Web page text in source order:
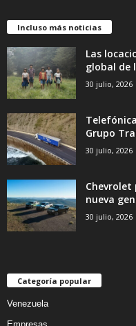
Incluso más noticias
Las
global de
30 julio, 2026
Grupo
30 julio, 2026
Chevrolet
nueva
30 julio, 2026
Categoría popular
Venezuela